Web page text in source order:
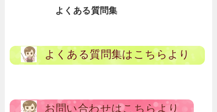
よくある質問集
よくある質問集はこちらより
お問い合わせはこちらより